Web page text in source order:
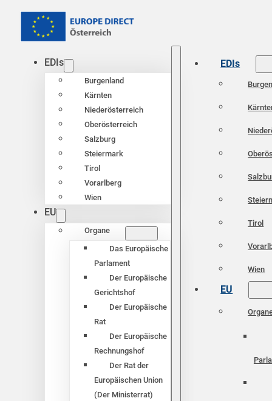
EDIs
Burgenland
Kärnten
Niederösterreich
Oberösterreich
Salzburg
Steiermark
Tirol
Vorarlberg
Wien
EU
Organe
Das Europäische
Parlament
Der Europäische
Gerichtshof
Der Europäische
Rat
Der Europäische
Rechnungshof
Der Rat der
Europäischen Union
(Der Ministerrat)
EDIs
Tirol
Wien
EU